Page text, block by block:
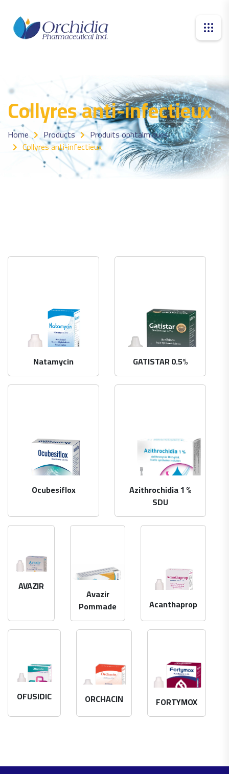
Collyres anti-infectieux
Home Products
Produits ophtalmiques
Collyres anti-infectieux
Natamycin GATISTAR 0.5%
Ocubesiflox
Azithrochidia 1 %
SDU
AVAZIR
Avazir
Pommade
Acanthaprop
OFUSIDIC ORCHACIN FORTYMOX